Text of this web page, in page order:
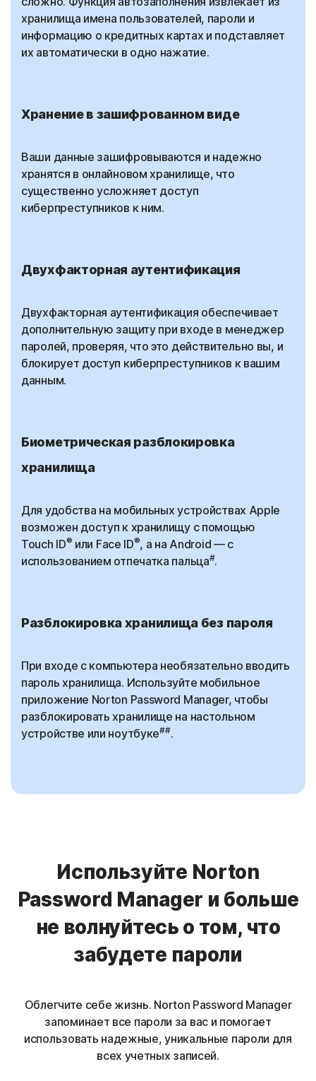
хранилища имена пользователей, пароли и
информацию о кредитных картах и подставляет
их автоматически в одно нажатие.
Хранение в зашифрованном виде
Ваши данные зашифровываются и надежно
хранятся в онлайновом хранилище, что
существенно усложняет доступ
киберпреступников к ним.
Двухфакторная аутентификация
Двухфакторная аутентификация обеспечивает
дополнительную защиту при входе в менеджер
паролей, проверяя, что это действительно вы, и
блокирует доступ киберпреступников к вашим
данным.
Биометрическая разблокировка
хранилища
Для удобства на мобильных устройствах Apple
возможен доступ к хранилищу с помощью
Touch ID® или Face ID®, а на Android — с
использованием отпечатка пальца#.
Разблокировка хранилища без пароля
При входе с компьютера необязательно вводить
пароль хранилища. Используйте мобильное
приложение Norton Password Manager, чтобы
разблокировать хранилище на настольном
устройстве или ноутбуке##.
Используйте Norton
Password Manager и больше
не волнуйтесь о том, что
забудете пароли
Облегчите себе жизнь. Norton Password Manager
запоминает все пароли за вас и помогает
использовать надежные, уникальные пароли для
всех учетных записей.